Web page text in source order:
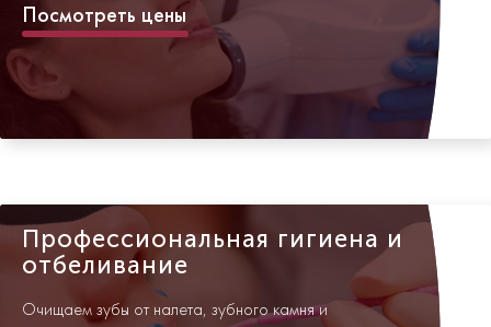
Посмотреть цены
Профессиональная гигиена и
отбеливание
Очищаем зубы от налета, зубного камня и